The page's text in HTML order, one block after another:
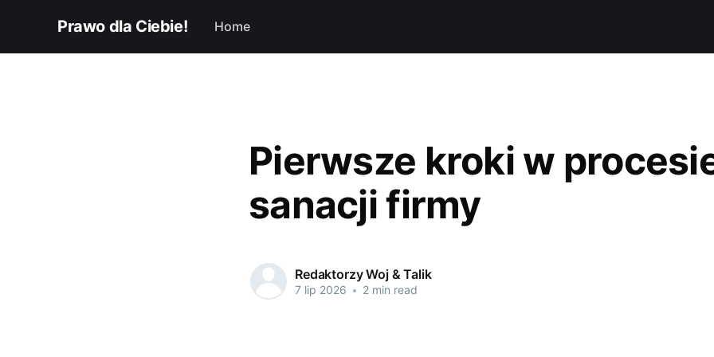
Prawo dla Ciebie! Home
Pierwsze kroki w
sanacji firmy
Redaktorzy Woj & Talik
7 lip 2026 • 2 min read